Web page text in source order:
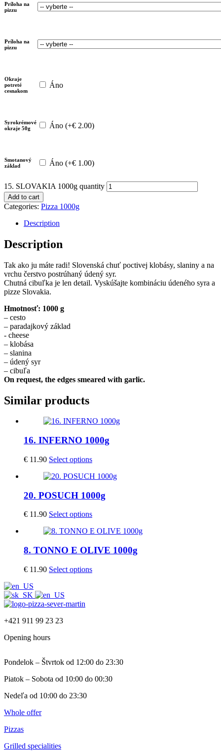
Príloha na
pizzu
Príloha na
pizzu
Okraje
potreté
cesnakom
Áno
Syrokrémové
okraje 50g
Áno (+€ 2.00)
Smotanový
základ
Áno (+€ 1.00)
15. SLOVAKIA 1000g quantity
Add to cart
Categories: Pizza 1000g
Description
Description
Tak ako ju máte radi! Slovenská chuť poctivej klobásy, slaniny a na
vrchu čerstvo postrúhaný údený syr.
Chutná cibuľka je len detail. Vyskúšajte kombináciu údeného syra a
pizze Slovakia.
Hmotnosť: 1000 g
– cesto
– paradajkový základ
- cheese
– klobása
– slanina
– údený syr
– cibuľa
On request, the edges smeared with garlic.
Similar products
16. INFERNO 1000g
€ 11.90 Select options
20. POSUCH 1000g
€ 11.90 Select options
8. TONNO E OLIVE 1000g
€ 11.90 Select options
+421 911 99 23 23
Opening hours
Pondelok – Štvrtok od 12:00 do 23:30
Piatok – Sobota od 10:00 do 00:30
Nedeľa od 10:00 do 23:30
Whole offer
Pizzas
Grilled specialities